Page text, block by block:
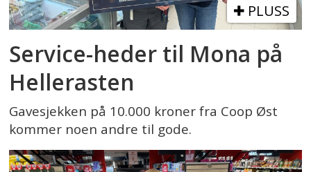
PLUSS
Service-heder til Mona på
Hellerasten
Gavesjekken på 10.000 kroner fra Coop Øst
kommer noen andre til gode.